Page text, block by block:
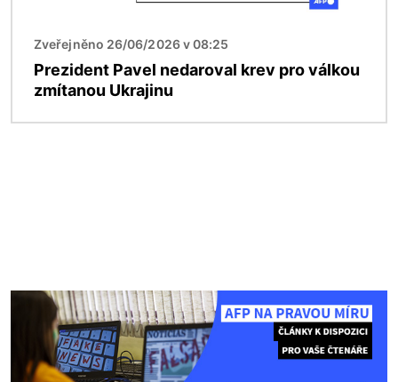
Zveřejněno 26/06/2026 v 08:25
Prezident Pavel nedaroval krev pro válkou
zmítanou Ukrajinu